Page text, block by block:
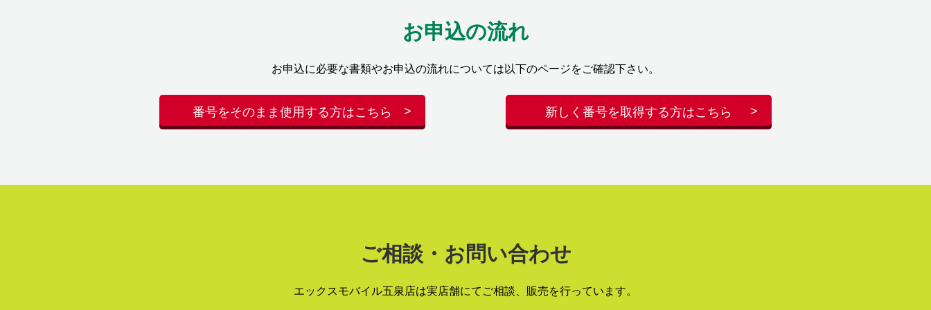
お申込の流れ
お申込に必要な書類やお申込の流れについては以下のページをご確認下さい。
番号をそのまま使用する方はこちら 新しく番号を取得する方はこちら
ご相談・お問い合わせ
エックスモバイル五泉店は実店舗にてご相談、販売を行っています。